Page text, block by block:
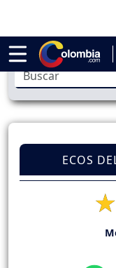
Abelardo de la
ECOS